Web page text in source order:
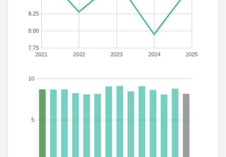
2021 2022 2023 2024 2025
7.75
8.00
8.25
5
10